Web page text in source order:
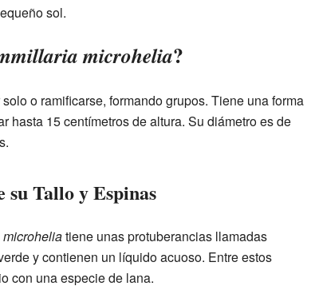
sol.
microhelia?
o ramificarse, formando grupos. Tiene una forma
hasta 15 centímetros de altura. Su diámetro es de
su Tallo y Espinas
tiene unas protuberancias llamadas
y contienen un líquido acuoso. Entre estos
con una especie de lana.